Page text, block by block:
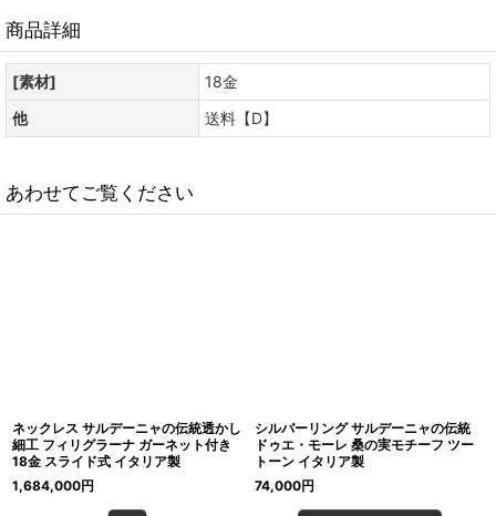
商品詳細
[素材]
18金
他
送料【D】
あわせてご覧ください
ネックレス サルデーニャの伝統透かし
細工 フィリグラーナ ガーネット付き
18金 スライド式 イタリア製
1,684,000円
シルバーリング サルデーニャの伝統
ドゥエ・モーレ 桑の実モチーフ ツー
トーン イタリア製
74,000円